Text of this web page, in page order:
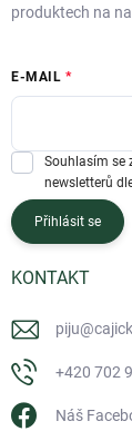
produktech na
E-MAIL
Souhlasím se
newsletterů
Přihlásit se
KONTAKT
piju@
+420 702
Náš